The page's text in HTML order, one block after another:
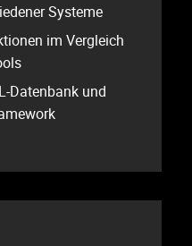
Systeme
im Vergleich
Datenbank und